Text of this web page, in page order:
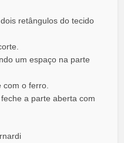
retângulos do tecido
um espaço na parte
o ferro.
a parte aberta com